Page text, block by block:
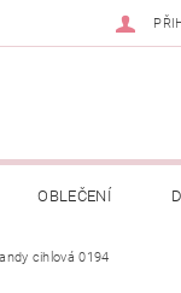
OBLEČENÍ
Z BÉBÉ-JOU
cihlová 0194